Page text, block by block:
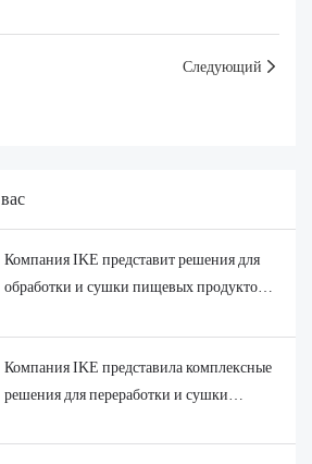
Следующий
Компания IKE представит решения для
обработки и сушки пищевых продуктов
Компания IKE представила комплексные
решения для переработки и сушки
Kazakhstan 2025